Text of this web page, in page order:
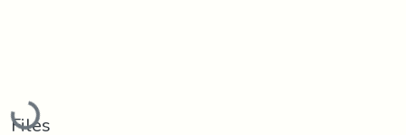
Loading...
Files